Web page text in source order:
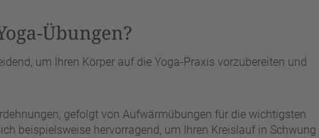
Übungen?
um Ihren Körper auf die Yoga-Praxis vorzubereiten und
gefolgt von Aufwärmübungen für die wichtigsten
beispielsweise hervorragend, um Ihren Kreislauf in Schwung